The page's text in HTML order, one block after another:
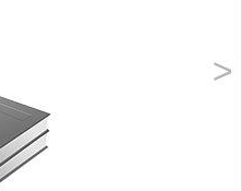
>